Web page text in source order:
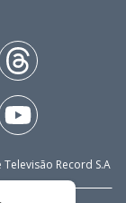
Record S.A